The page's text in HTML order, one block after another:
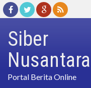
Siber
Nusantara
Portal Berita Online